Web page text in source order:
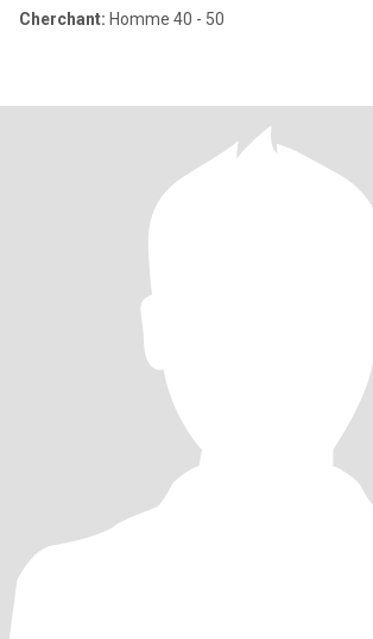
Cherchant: Homme 40 - 50